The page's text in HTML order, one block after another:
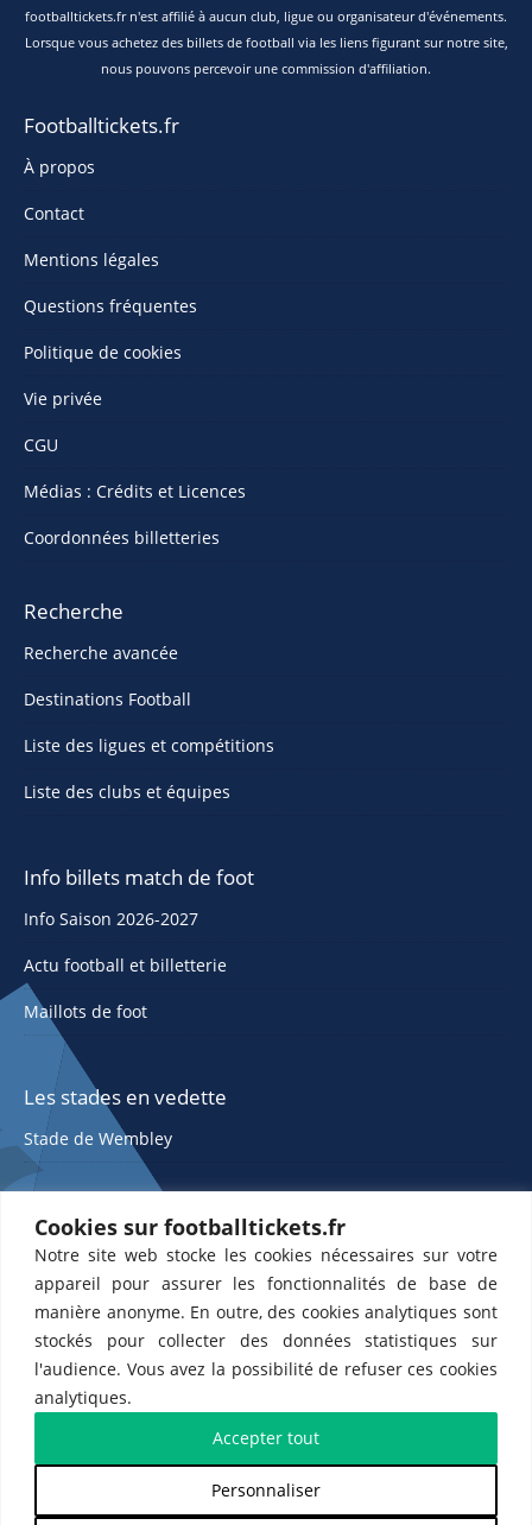
Cookies sur footballtickets.fr
Notre site web stocke les cookies nécessaires sur votre
appareil pour assurer les fonctionnalités de base de
manière anonyme. En outre, des cookies analytiques sont
stockés pour collecter des données statistiques sur
l'audience. Vous avez la possibilité de refuser ces cookies
analytiques.
Personnaliser
Accepter tout
footballtickets.fr n'est affilié à aucun club, ligue ou organisateur d'événements.
Lorsque vous achetez des billets de football via les liens figurant sur notre site,
nous pouvons percevoir une commission d'affiliation.
Footballtickets.fr
À propos
Contact
Mentions légales
Questions fréquentes
Politique de cookies
Vie privée
CGU
Médias : Crédits et Licences
Coordonnées billetteries
Recherche
Recherche avancée
Destinations Football
Liste des ligues et compétitions
Liste des clubs et équipes
Info billets match de foot
Info Saison 2026-2027
Actu football et billetterie
Maillots de foot
Les stades en vedette
Stade de Wembley
ETTS 365 SL, Rambla de Catalunya 38, 8, 1, 08007 Barcelone, Espagne |
Partenaires de l'US Changé 53 💙et de l'US Bretons de Paris 🤍